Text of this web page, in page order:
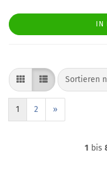
Sortieren
Sortieren
1 2 »
1 bis